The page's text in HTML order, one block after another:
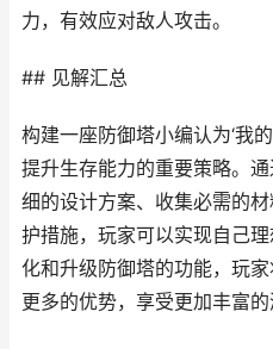
力，有效应对敌人攻击。
## 见解汇总
构建一座防御塔小编认为‘我
提升生存能力的重要策略。
细的设计方案、收集必需的
护措施，玩家可以实现自己
化和升级防御塔的功能，玩
更多的优势，享受更加丰富的